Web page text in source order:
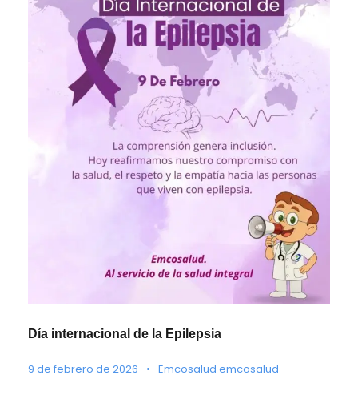
Día internacional de la Epilepsia
9 de febrero de 2026 • Emcosalud emcosalud